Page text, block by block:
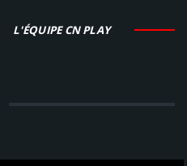
L'ÉQUIPE CN PLAY